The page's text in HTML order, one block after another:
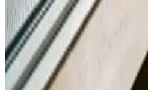
Alle mærker og systemer
Indhent tilbud Ring